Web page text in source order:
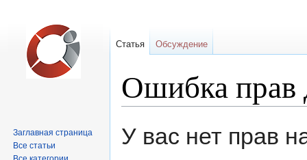
Ошибка прав
кк
У вас нет прав
Статья Обсуждение
Заглавная страница
Все статьи